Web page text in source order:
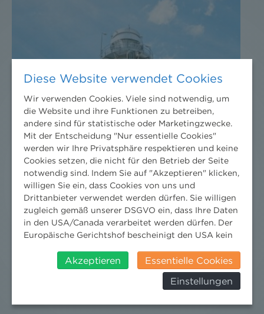
CO₂-REGULIERUNG IM WANDEL: WAS
UNTERNEHMEN JETZT ZU CCS, CCU UND ETS
Diese Website verwendet Cookies
Wir verwenden Cookies. Viele sind notwendig, um
die Website und ihre Funktionen zu betreiben,
andere sind für statistische oder Marketingzwecke.
Mit der Entscheidung "Nur essentielle Cookies"
werden wir Ihre Privatsphäre respektieren und keine
Cookies setzen, die nicht für den Betrieb der Seite
notwendig sind. Indem Sie auf "Akzeptieren" klicken,
willigen Sie ein, dass Cookies von uns und
Drittanbieter verwendet werden dürfen. Sie willigen
zugleich gemäß unserer DSGVO ein, dass Ihre Daten
in den USA/Canada verarbeitet werden dürfen. Der
Europäische Gerichtshof bescheinigt den USA kein
insbesondere das Risiko, dass ihre Daten durch US-
Behörden, zu Kontroll- und zu
Überwachungszwecken, verarbeitet werden und
werden können. Zudem finden Sie am
Akzeptieren
Essentielle Cookies
Einstellungen